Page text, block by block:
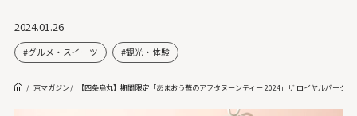
2024.01.26
グルメ・スイーツ 観光・体験
京マガジン 【四条烏丸】期間限定「あまおう苺のアフタヌーンティー 2024」ザ ロイヤルパーク